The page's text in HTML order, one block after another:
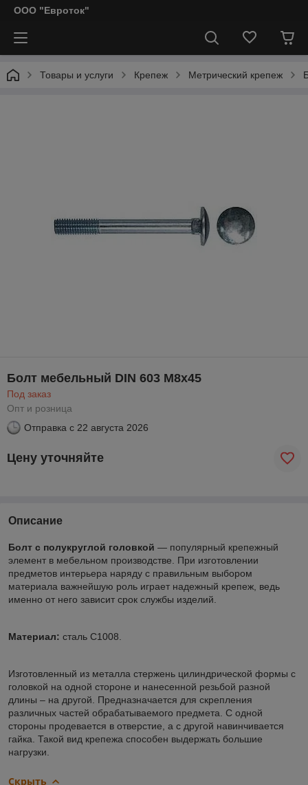
ООО "Евроток"
Товары и услуги Крепеж Метрический крепеж
Болт мебельный DIN 603 M8x45
Под заказ
Опт и розница
Отправка с 22 августа 2026
Цену уточняйте
Описание
Болт с полукруглой головкой — популярный крепежный
элемент в мебельном производстве. При изготовлении
предметов интерьера наряду с правильным выбором
материала важнейшую роль играет надежный крепеж, ведь
именно от него зависит срок службы изделий.
Материал: сталь C1008.
Изготовленный из металла стержень цилиндрической формы с
головкой на одной стороне и нанесенной резьбой разной
длины – на другой. Предназначается для скрепления
различных частей обрабатываемого предмета. С одной
стороны продевается в отверстие, а с другой навинчивается
гайка. Такой вид крепежа способен выдержать большие
нагрузки.
Скрыть